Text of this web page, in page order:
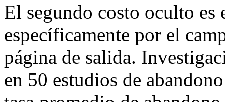
El segundo costo oculto es
específicamente por el
página de salida.
en 50 estudios de